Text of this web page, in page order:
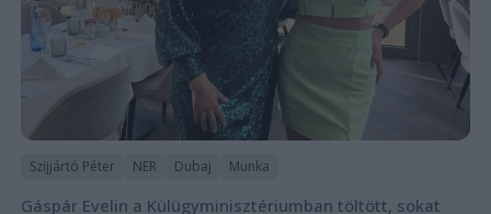
Szijjártó Péter NER Dubaj Munka
Gáspár Evelin a Külügyminisztériumban töltött, sokat